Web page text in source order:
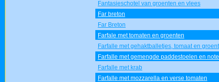
Fantasieschotel van groenten en vlees
Far breton
Far Breton
Farfale met tomaten en groenten
Farfalle met gehaktballetjes, tomaat en
Farfalle met gemengde paddestoelen en
Farfalle met krab
Farfalle met mozzarella en verse tomaten